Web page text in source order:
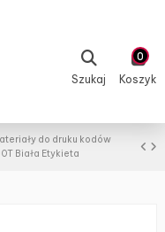
Szukaj
0
Koszyk
do druku kodów
Biała Etykieta